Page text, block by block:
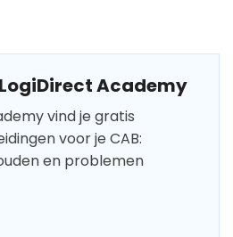
Academy
vind je gratis
voor je CAB:
en problemen